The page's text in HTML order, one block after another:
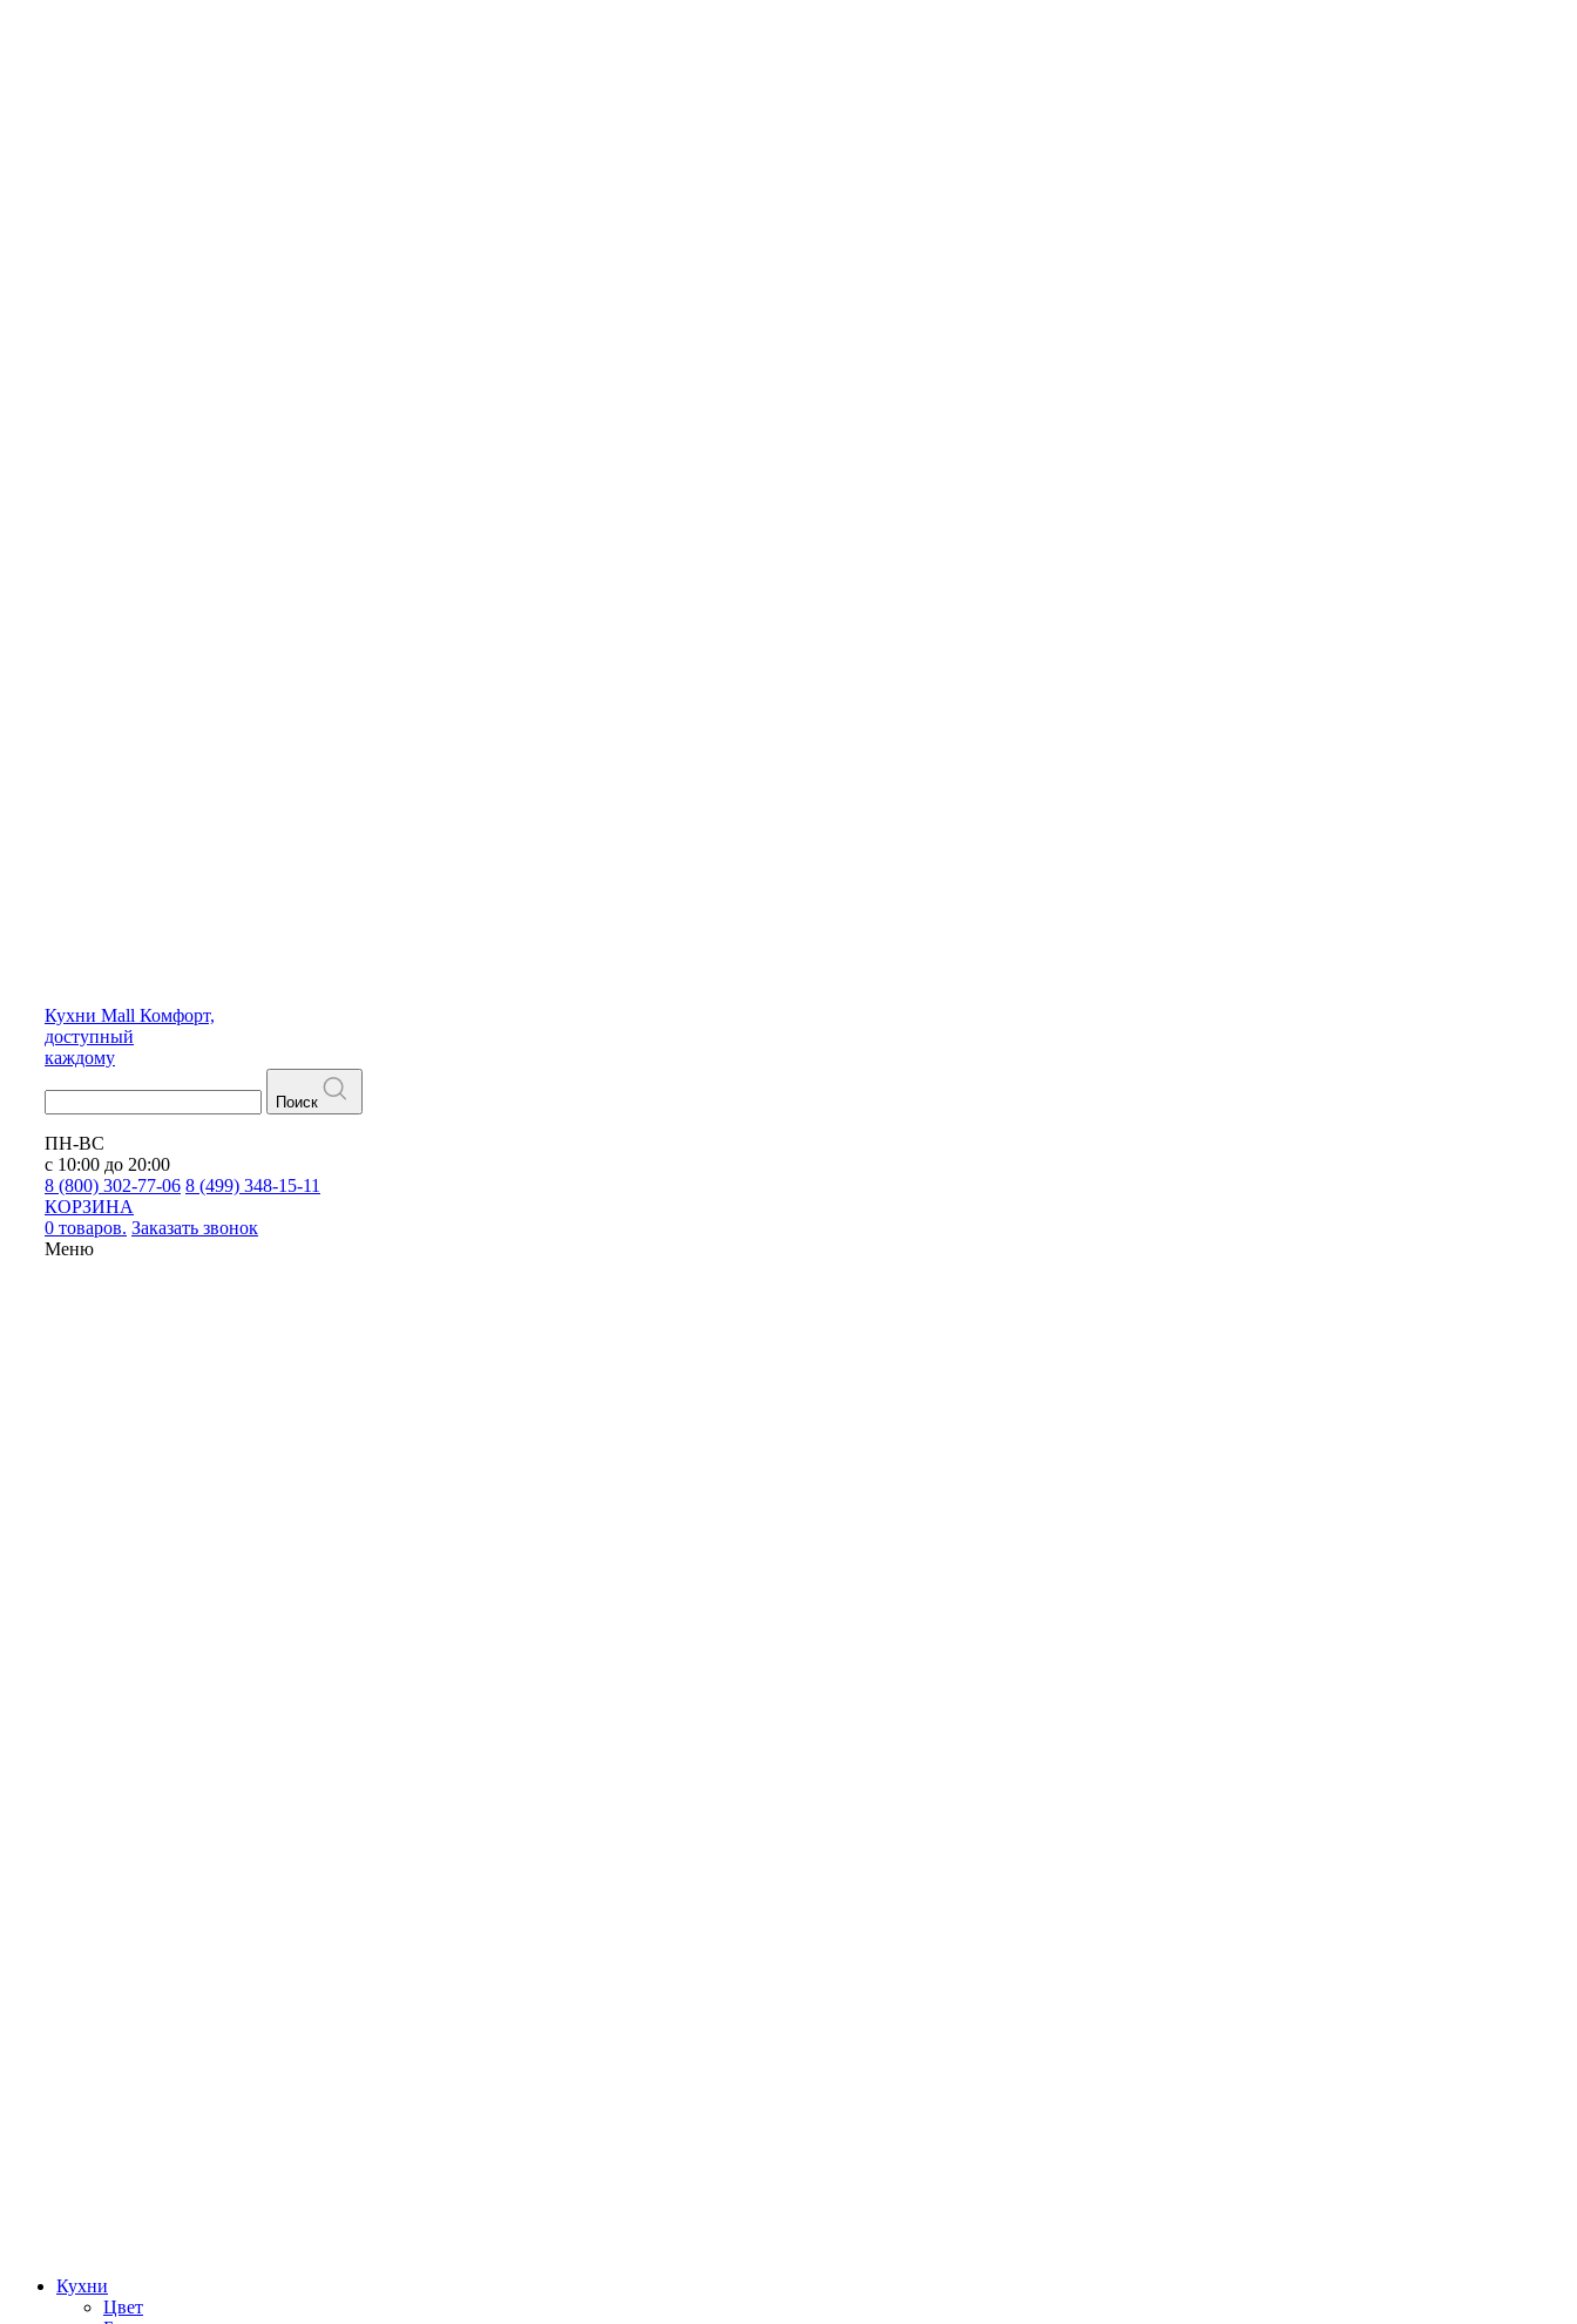
Кухни Mall Комфорт,
доступный
каждому
Поиск
ПН-ВС
с 10:00 до 20:00
8 (800) 302-77-06 8 (499) 348-15-11
КОРЗИНА
0 товаров. Заказать звонок
Меню
Кухни
Цвет